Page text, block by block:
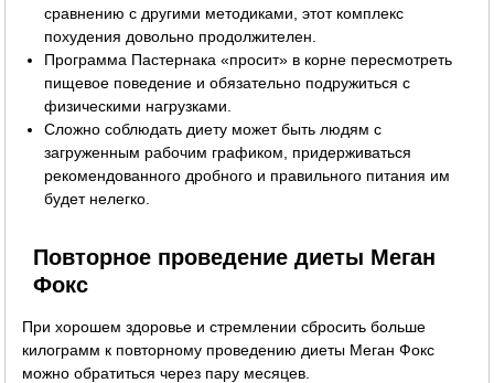
сравнению с другими методиками, этот комплекс
похудения довольно продолжителен.
Программа Пастернака «просит» в корне пересмотреть
пищевое поведение и обязательно подружиться с
физическими нагрузками.
Сложно соблюдать диету может быть людям с
загруженным рабочим графиком, придерживаться
рекомендованного дробного и правильного питания им
будет нелегко.
Повторное проведение диеты Меган
Фокс
При хорошем здоровье и стремлении сбросить больше
килограмм к повторному проведению диеты Меган Фокс
можно обратиться через пару месяцев.